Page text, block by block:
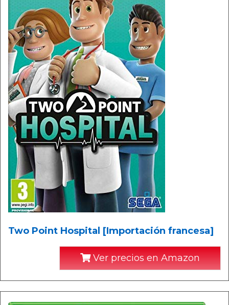
Two Point Hospital [Importación francesa]
Ver precios en Amazon